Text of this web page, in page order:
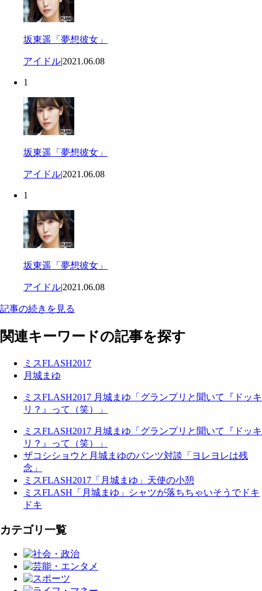
坂東遥「夢想彼女」
アイドル|2021.06.08
1
坂東遥「夢想彼女」
アイドル|2021.06.08
1
坂東遥「夢想彼女」
アイドル|2021.06.08
記事の続きを見る
関連キーワードの記事を探す
ミスFLASH2017
月城まゆ
ミスFLASH2017 月城まゆ「グランプリと聞いて『ドッキ
リ？』って（笑）」
ミスFLASH2017 月城まゆ「グランプリと聞いて『ドッキ
リ？』って（笑）」
ザコシショウと月城まゆのパンツ対談「ヨレヨレは残
念」
ミスFLASH2017「月城まゆ」天使の小憩
ミスFLASH「月城まゆ」シャツが落ちちゃいそうでドキ
ドキ
カテゴリ一覧